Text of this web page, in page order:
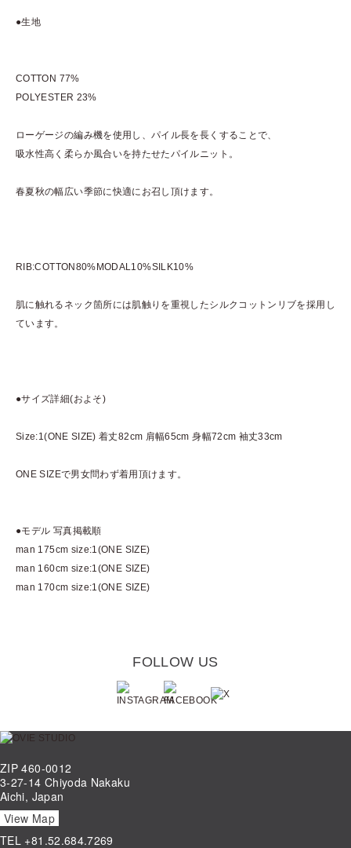
●生地
COTTON 77%
POLYESTER 23%
ローゲージの編み機を使用し、パイル長を長くすることで、
吸水性高く柔らか風合いを持たせたパイルニット。
春夏秋の幅広い季節に快適にお召し頂けます。
RIB:COTTON80%MODAL10%SILK10%
肌に触れるネック箇所には肌触りを重視したシルクコットンリブを採用し
ています。
●サイズ詳細(およそ)
Size:1(ONE SIZE) 着丈82cm 肩幅65cm 身幅72cm 袖丈33cm
ONE SIZEで男女問わず着用頂けます。
●モデル 写真掲載順
man 175cm size:1(ONE SIZE)
man 160cm size:1(ONE SIZE)
man 170cm size:1(ONE SIZE)
FOLLOW US
ZIP 460-0012
3-27-14 Chiyoda Nakaku
Aichi, Japan
View Map
TEL +81.52.684.7269